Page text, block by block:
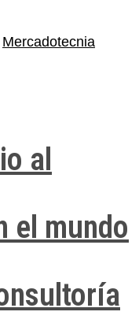
Mercadotecnia
al
el mundo